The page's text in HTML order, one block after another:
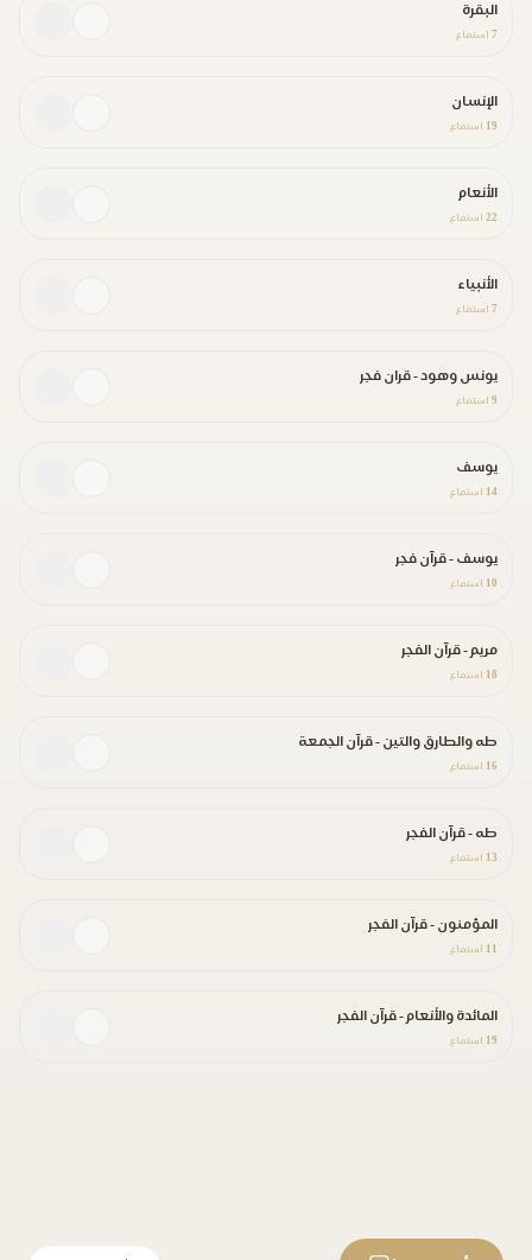
البقرة
7 استماع
الإنسان
19 استماع
الأنعام
22 استماع
الأنبياء
7 استماع
يونس وهود - قران فجر
9 استماع
يوسف
14 استماع
يوسف - قرآن فجر
10 استماع
مريم - قرآن الفجر
18 استماع
طه والطارق والتين - قرآن الجمعة
16 استماع
طه - قرآن الفجر
13 استماع
المؤمنون - قرآن الفجر
11 استماع
المائدة والأنعام - قرآن الفجر
19 استماع